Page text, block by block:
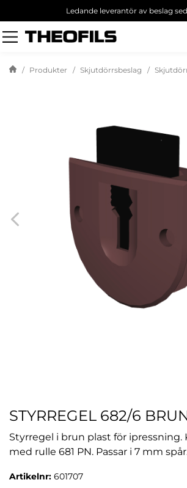
Ledande leverantör av beslag
Sök
produkt
Produkter Skjutdörrsbeslag
STYRREGEL 682/6
Styrregel i brun plast för ipressning.
med rulle 681 PN. Passar i 7 mm
Artikelnr: 601707